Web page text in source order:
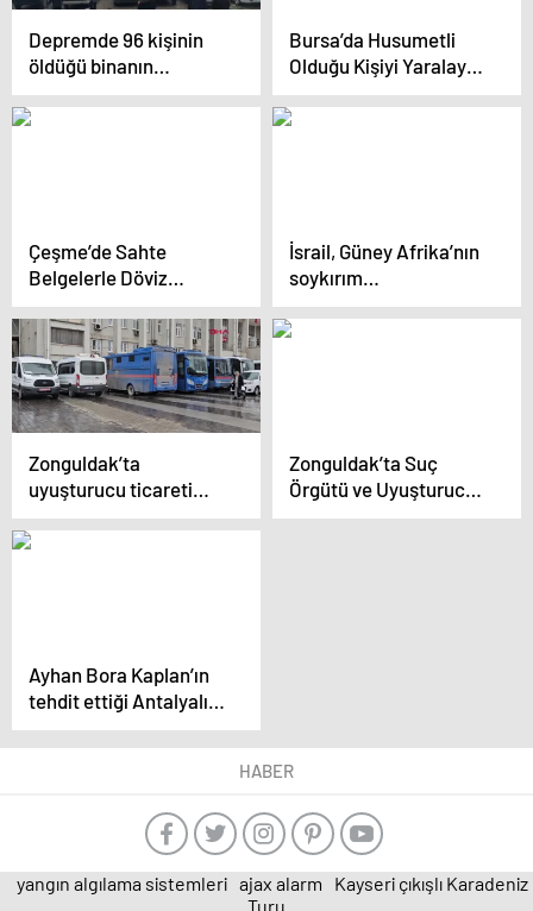
Depremde 96 kişinin
öldüğü binanın
görevlisi: Asansörün
altından su çıkardı
Bursa’da Husumetli
Olduğu Kişiyi Yaralayan
Sanığın Tahliyesine
Karar Verildi
Çeşme’de Sahte
Belgelerle Döviz
Operasyonu: 119 Şirket
Adına 210 Nakit
Beyannamesi
Dolduruldu
İsrail, Güney Afrika’nın
soykırım
suçlamalarına karşı
savunma yapacak
Zonguldak’ta
uyuşturucu ticareti
suçlamasıyla 32
sanığın yargılanması
Zonguldak’ta Suç
Örgütü ve Uyuşturucu
Ticareti Davası
Ayhan Bora Kaplan’ın
tehdit ettiği Antalyalı iş
insanı konuştu:
Arkasında bürokrat ve
HABER
yangın algılama sistemleri ajax alarm
Kayseri çıkışlı Karadeniz
Turu